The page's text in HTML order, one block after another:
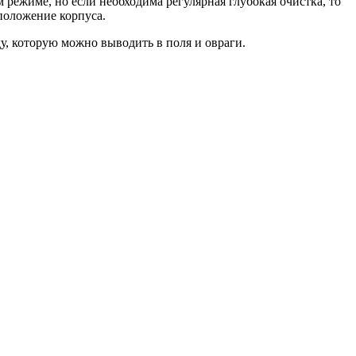
корпуса.
которую можно выводить в поля и овраги.